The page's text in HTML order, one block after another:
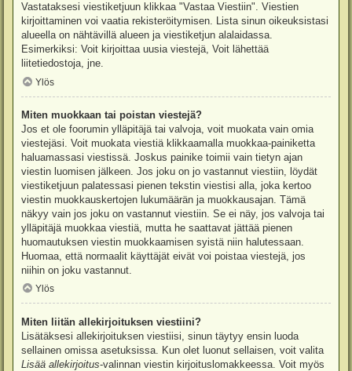
Vastataksesi viestiketjuun klikkaa "Vastaa Viestiin". Viestien
kirjoittaminen voi vaatia rekisteröitymisen. Lista sinun oikeuksistasi
alueella on nähtävillä alueen ja viestiketjun alalaidassa.
Esimerkiksi: Voit kirjoittaa uusia viestejä, Voit lähettää
liitetiedostoja, jne.
Ylös
Miten muokkaan tai poistan viestejä?
Jos et ole foorumin ylläpitäjä tai valvoja, voit muokata vain omia
viestejäsi. Voit muokata viestiä klikkaamalla muokkaa-painiketta
haluamassasi viestissä. Joskus painike toimii vain tietyn ajan
viestin luomisen jälkeen. Jos joku on jo vastannut viestiin, löydät
viestiketjuun palatessasi pienen tekstin viestisi alla, joka kertoo
viestin muokkauskertojen lukumäärän ja muokkausajan. Tämä
näkyy vain jos joku on vastannut viestiin. Se ei näy, jos valvoja tai
ylläpitäjä muokkaa viestiä, mutta he saattavat jättää pienen
huomautuksen viestin muokkaamisen syistä niin halutessaan.
Huomaa, että normaalit käyttäjät eivät voi poistaa viestejä, jos
niihin on joku vastannut.
Ylös
Miten liitän allekirjoituksen viestiini?
Lisätäksesi allekirjoituksen viestiisi, sinun täytyy ensin luoda
sellainen omissa asetuksissa. Kun olet luonut sellaisen, voit valita
Lisää allekirjoitus-valinnan viestin kirjoituslomakkeessa. Voit myös